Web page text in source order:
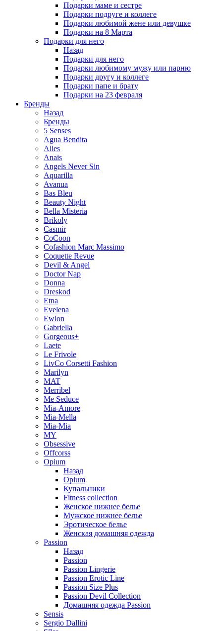
Подарки маме и сестре
Подарки подруге и коллеге
Подарки любимой жене или девушке
Подарки на 8 Марта
Подарки для него
Назад
Подарки для него
Подарки любимому мужу или парню
Подарки другу и коллеге
Подарки папе и брату
Подарки на 23 февраля
Бренды
Назад
Бренды
5 Senses
Agua Bendita
Alles
Anais
Angels Never Sin
Aquarilla
Avanua
Bas Bleu
Beauty Night
Bella Misteria
Brikoly
Casmir
CoCoon
Cofashion Marc Massimo
Coquette Revue
Devil & Angel
Doctor Nap
Donna
Dreskod
Etna
Evelena
Ewlon
Gabriella
Gorgeous+
Laete
Le Frivole
LivCo Corsetti Fashion
Marilyn
MAT
Merribel
Me Seduce
Mia-Amore
Mia-Mella
Mia-Mia
MY
Obsessive
Offcorss
Opium
Назад
Opium
Купальники
Fitness collection
Женское нижнее белье
Мужское нижнее белье
Эротическое белье
Женская домашняя одежда
Passion
Назад
Passion
Passion Lingerie
Passion Erotic Line
Passion Size Plus
Passion Devil Collection
Домашняя одежда Passion
Sensis
Sergio Dallini